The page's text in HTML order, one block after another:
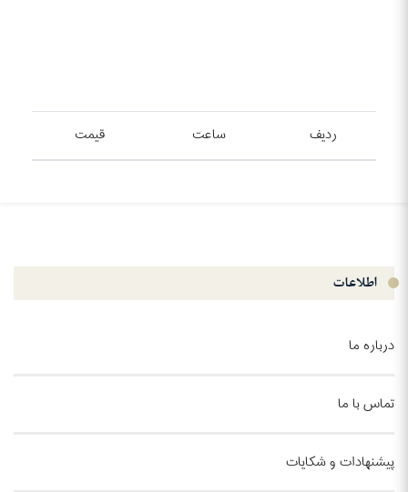
ردیف ساعت قیمت
اطلاعات
درباره ما
تماس با ما
پیشنهادات و شکایات